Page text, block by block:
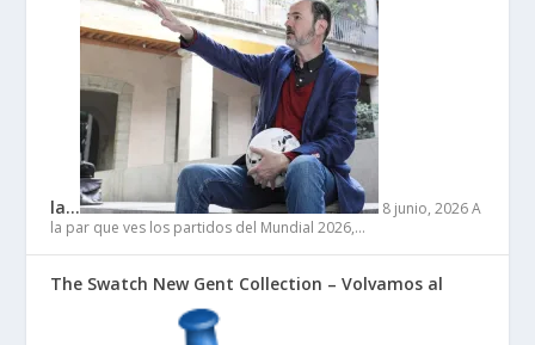
la… 8 junio, 2026 A
la par que ves los partidos del Mundial 2026,…
The Swatch New Gent Collection – Volvamos al